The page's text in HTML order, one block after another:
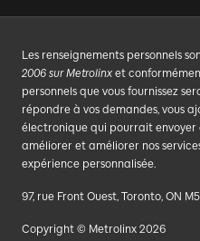
Les renseignements personnels
2006 sur Metrolinx et
personnels que vous fournissez
répondre à vos demandes, vous
électronique qui pourrait envoyer
améliorer et améliorer nos
expérience personnalisée.
97, rue Front Ouest, Toronto, ON
Copyright © Metrolinx 2026